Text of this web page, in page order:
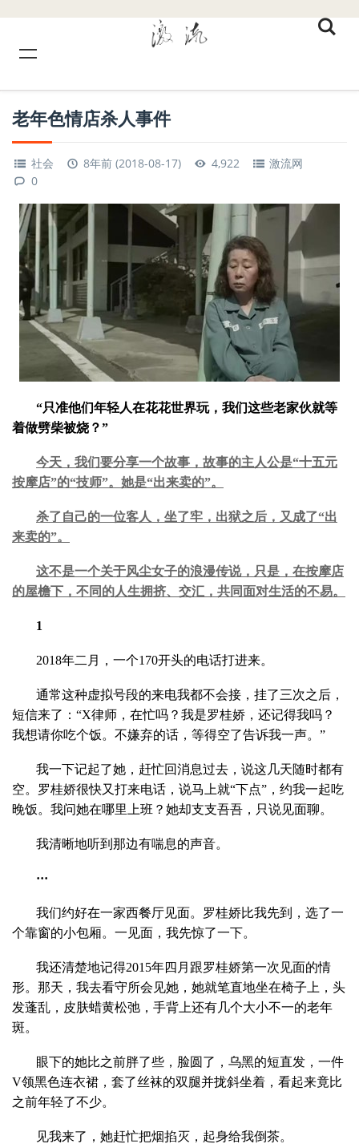
老年色情店杀人事件
社会 8年前 (2018-08-17) 4,922
激流网
0
“只准他们年轻人在花花世界玩，我们这些老家伙就等
着做劈柴被烧？”
今天，我们要分享一个故事，故事的主人公是“十五元
按摩店”的“技师”。她是“出来卖的”。
杀了自己的一位客人，坐了牢，出狱之后，又成了“出
来卖的”。
这不是一个关于风尘女子的浪漫传说，只是，在按摩店
的屋檐下，不同的人生拥挤、交汇，共同面对生活的不易。
1
2018年二月，一个170开头的电话打进来。
通常这种虚拟号段的来电我都不会接，挂了三次之后，
短信来了：“X律师，在忙吗？我是罗桂娇，还记得我吗？
我想请你吃个饭。不嫌弃的话，等得空了告诉我一声。”
我一下记起了她，赶忙回消息过去，说这几天随时都有
空。罗桂娇很快又打来电话，说马上就“下点”，约我一起吃
晚饭。我问她在哪里上班？她却支支吾吾，只说见面聊。
我清晰地听到那边有喘息的声音。
···
我们约好在一家西餐厅见面。罗桂娇比我先到，选了一
个靠窗的小包厢。一见面，我先惊了一下。
我还清楚地记得2015年四月跟罗桂娇第一次见面的情
形。那天，我去看守所会见她，她就笔直地坐在椅子上，头
发蓬乱，皮肤蜡黄松弛，手背上还有几个大小不一的老年
斑。
眼下的她比之前胖了些，脸圆了，乌黑的短直发，一件
V领黑色连衣裙，套了丝袜的双腿并拢斜坐着，看起来竟比
之前年轻了不少。
见我来了，她赶忙把烟掐灭，起身给我倒茶。